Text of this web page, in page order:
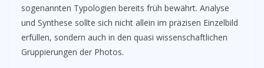
sogenannten Typologien bereits früh bewährt. Analyse
und Synthese sollte sich nicht allein im präzisen Einzelbild
erfüllen, sondern auch in den quasi wissenschaftlichen
Gruppierungen der Photos.